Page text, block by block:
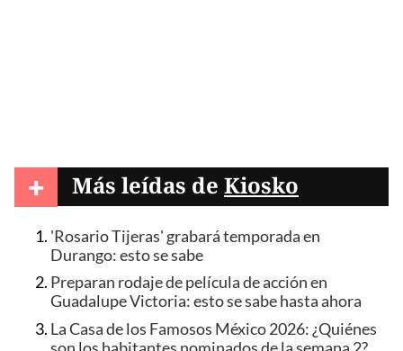
+ Más leídas de Kiosko
'Rosario Tijeras' grabará temporada en
Durango: esto se sabe
Preparan rodaje de película de acción en
Guadalupe Victoria: esto se sabe hasta ahora
La Casa de los Famosos México 2026: ¿Quiénes